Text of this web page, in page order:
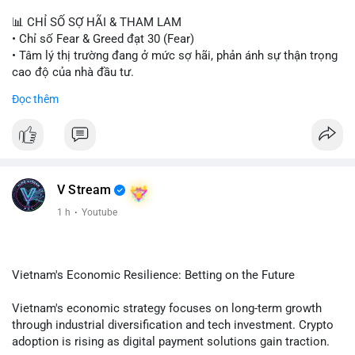
📊 CHỈ SỐ SỢ HÃI & THAM LAM
• Chỉ số Fear & Greed đạt 30 (Fear)
• Tâm lý thị trường đang ở mức sợ hãi, phản ánh sự thận trọng
cao độ của nhà đầu tư.
📈 XU HƯỚNG TÌM KIẾM & THẢO LUẬN
CASHCAT, CRO.
• Google Trends Việt Nam: Giá vàng thế giới, Giải bóng đá
Ngoại hạng Anh, Tin 24h, Trường đại học.
hơn nhiều so với kỳ vọng.
tháng 9; Thượng nghị sĩ Warren yêu cầu luật pháp không do
ngành crypto tự viết.
• Binance Square: Cộng đồng tập trung thảo luận về các lệnh
Đọc thêm
V Stream
1 h · Youtube
Vietnam's Economic Resilience: Betting on the Future
Vietnam's economic strategy focuses on long-term growth
through industrial diversification and tech investment. Crypto
adoption is rising as digital payment solutions gain traction.